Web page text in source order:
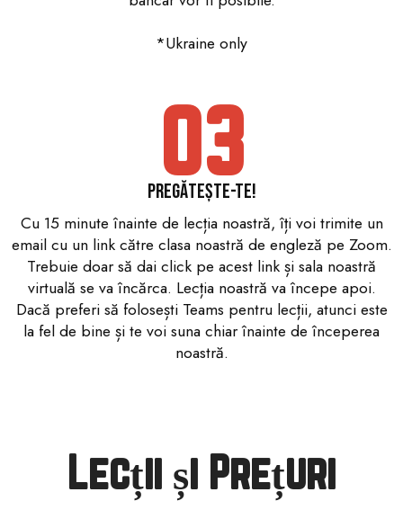
*Ukraine only
03
Pregătește-te!
Cu 15 minute înainte de lecția noastră, îți voi trimite un
email cu un link către clasa noastră de engleză pe Zoom.
Trebuie doar să dai click pe acest link și sala noastră
virtuală se va încărca. Lecția noastră va începe apoi.
Dacă preferi să folosești Teams pentru lecții, atunci este
la fel de bine și te voi suna chiar înainte de începerea
noastră.
Lecții și Prețuri